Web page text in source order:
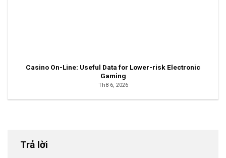
Casino On-Line: Useful Data for Lower-risk Electronic
Gaming
Th8 6, 2026
Trả lời